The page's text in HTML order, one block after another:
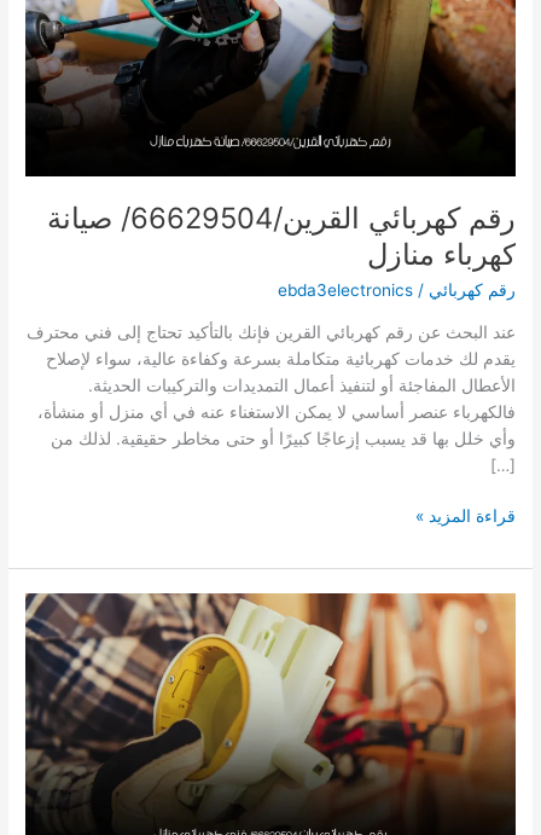
رقم كهربائي القرين/66629504/ صيانة
كهرباء منازل
رقم كهربائي /
ebda3electronics
عند البحث عن رقم كهربائي القرين فإنك بالتأكيد تحتاج إلى فني محترف
يقدم لك خدمات كهربائية متكاملة بسرعة وكفاءة عالية، سواء لإصلاح
الأعطال المفاجئة أو لتنفيذ أعمال التمديدات والتركيبات الحديثة.
فالكهرباء عنصر أساسي لا يمكن الاستغناء عنه في أي منزل أو منشأة،
وأي خلل بها قد يسبب إزعاجًا كبيرًا أو حتى مخاطر حقيقية. لذلك من
[…]
رقم
القرين/66629504/
صيانة
كهرباء
منازل
قراءة المزيد »